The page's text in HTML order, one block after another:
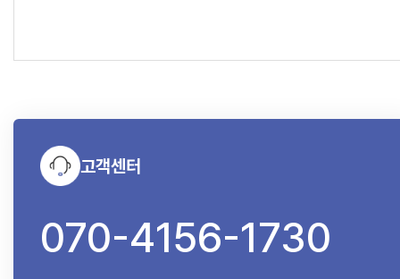
고객센터
070-4156-1730